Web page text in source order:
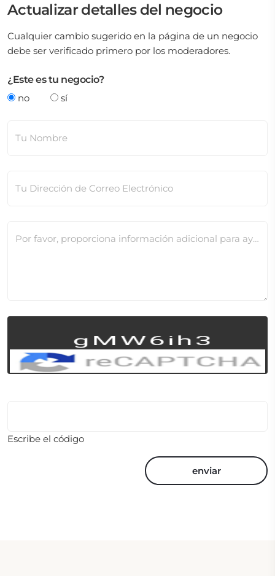
Actualizar detalles del negocio
Cualquier cambio sugerido en la página de un negocio
debe ser verificado primero por los moderadores.
¿Este es tu negocio?
no
sí
Tu Nombre
Tu Dirección de Correo Electrónico
Por favor, proporciona información adicional para ayudarnos a verificar este cambio
Escribe el código
enviar